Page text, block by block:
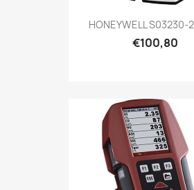
HONEYWELL S03230-
€100,80